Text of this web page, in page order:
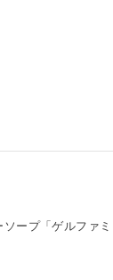
ープ「ゲルファ